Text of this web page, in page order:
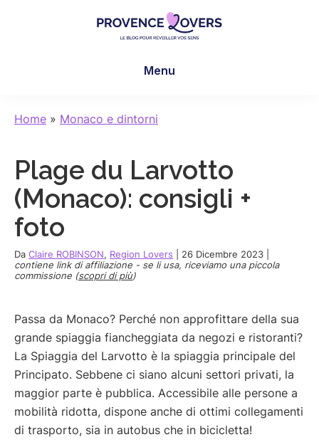
sensi
-
blog
et
Manu
Menu
Home » Monaco e dintorni
Plage du Larvotto
(Monaco): consigli +
foto
Da Claire ROBINSON, Region Lovers 26 Dicembre 2023
contiene link di affiliazione - se li usa, riceviamo una piccola
commissione (scopri di più)
Passa da Monaco? Perché non approfittare della sua
grande spiaggia fiancheggiata da negozi e ristoranti?
La Spiaggia del Larvotto è la spiaggia principale del
Principato. Sebbene ci siano alcuni settori privati, la
maggior parte è pubblica. Accessibile alle persone a
mobilità ridotta, dispone anche di ottimi collegamenti
di trasporto, sia in autobus che in bicicletta!